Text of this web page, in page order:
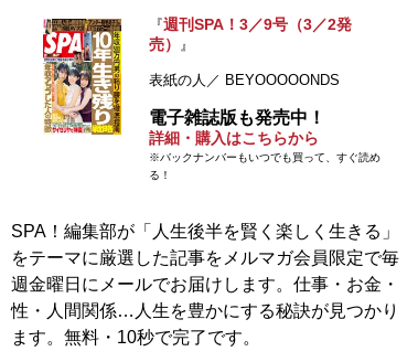
『週刊SPA！3／9号（3／2発
売） 』
表紙の人／ BEYOOOOONDS
電子雑誌版も発売中！
詳細・購入はこちらから
※バックナンバーもいつでも買って、すぐ読め
る！
SPA！編集部が「人生後半を賢く楽しく生きる」
をテーマに厳選した記事をメルマガ会員限定で毎
週金曜日にメールでお届けします。仕事・お金・
性・人間関係…人生を豊かにする秘訣が見つかり
ます。無料・10秒で完了です。